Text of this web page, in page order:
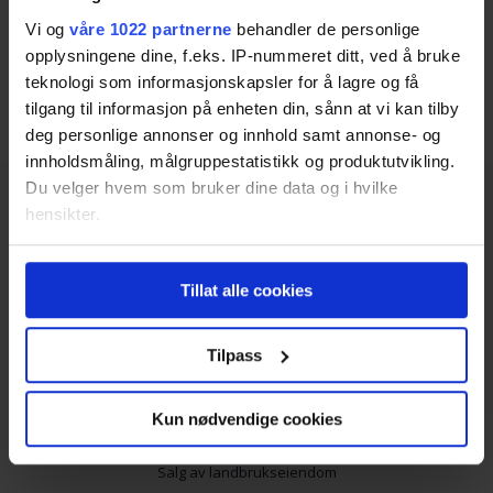
Vi og våre 1022 partnerne behandler de personlige
opplysningene dine, f.eks. IP-nummeret ditt, ved å bruke
teknologi som informasjonskapsler for å lagre og få
tilgang til informasjon på enheten din, sånn at vi kan tilby
deg personlige annonser og innhold samt annonse- og
innholdsmåling, målgruppestatistikk og produktutvikling.
Du velger hvem som bruker dine data og i hvilke
hensikter.
Hvis du gir oss lov, vil vi også gjerne:
Innhente informasjon om den geografiske
beliggenheten din, som kan være nøyaktig innenfor
Identifisere enheten din ved å aktivt skanne den
kan du lese om hvordan dine personlige
data behandles og hvordan du kan velge hvordan de skal
brukes. Du kan hele tiden endre eller trekke tilbake ditt
Tillat alle cookies
Tilpass
Kun nødvendige cookies
tilbudene, og tjenesten er helt gratis å bruke.
Finn rett megler i Otta
Tjenester
Salg av bolig
Salg av landbrukseiendom